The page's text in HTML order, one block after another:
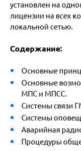
установлен на
лицензии на всех
локальной сетью.
Содержание:
Основные
Основные
МПС и МПСС.
Системы связи
Системы
Аварийная
Процедуры